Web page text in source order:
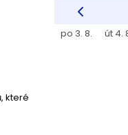
které
po 3. 8. út 4.